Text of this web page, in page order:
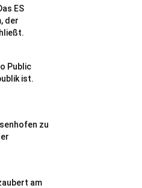
ES
der
Public
ist.
zu
am